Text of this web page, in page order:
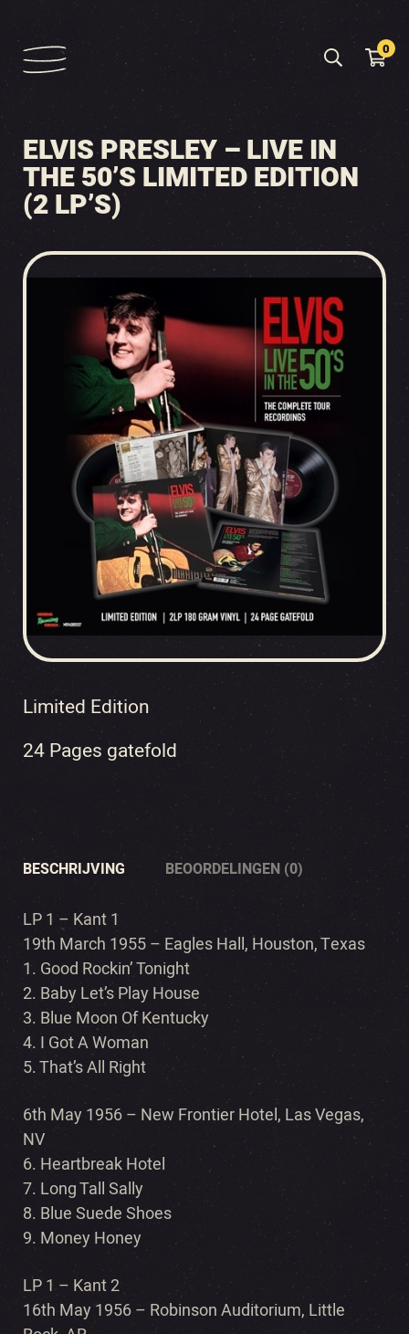
0
ELVIS PRESLEY – LIVE IN
THE 50’S LIMITED EDITION
(2 LP’S)
Limited Edition
24 Pages gatefold
BESCHRIJVING BEOORDELINGEN (0)
LP 1 – Kant 1
19th March 1955 – Eagles Hall, Houston, Texas
1. Good Rockin’ Tonight
2. Baby Let’s Play House
3. Blue Moon Of Kentucky
4. I Got A Woman
5. That’s All Right
6th May 1956 – New Frontier Hotel, Las Vegas,
NV
6. Heartbreak Hotel
7. Long Tall Sally
8. Blue Suede Shoes
9. Money Honey
LP 1 – Kant 2
16th May 1956 – Robinson Auditorium, Little